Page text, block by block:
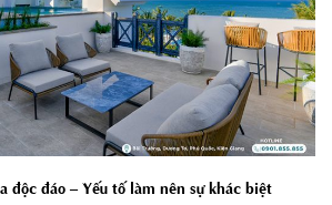
độc đáo – Yếu tố làm nên sự khác biệt